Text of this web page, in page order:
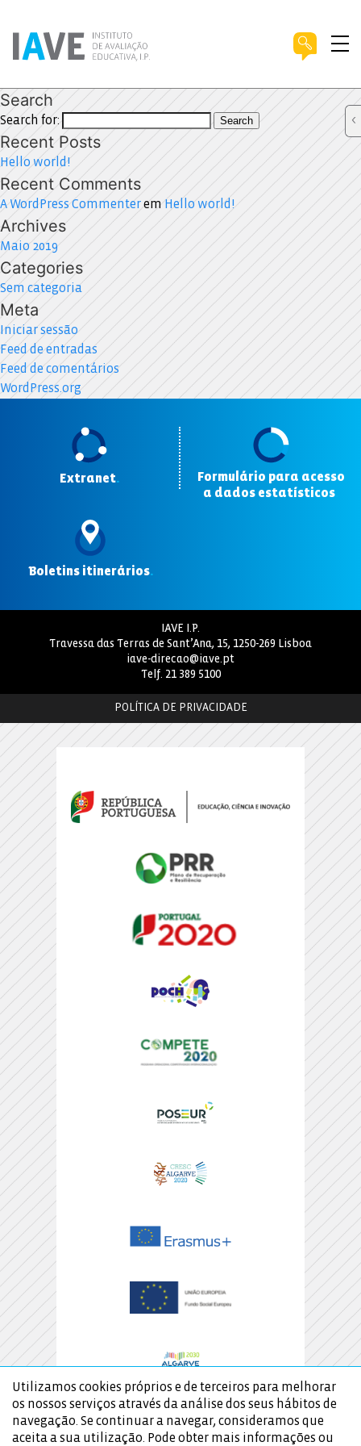
Search
Search for: Search
Recent Posts
Hello world!
Recent Comments
A WordPress Commenterem Hello world!
Archives
Maio 2019
Categories
Sem categoria
Meta
Iniciar sessão
Feed de entradas
Feed de comentários
WordPress.org
Extranet.
Formulário para acesso
a dados estatísticos
Boletins itinerários.
IAVE I.P.
Travessa das Terras de Sant’Ana, 15, 1250-269 Lisboa
iave-direcao@iave.pt
Telf. 21 389 5100
POLÍTICA DE PRIVACIDADE
Utilizamos cookies próprios e de terceiros para melhorar
os nossos serviços através da análise dos seus hábitos de
navegação. Se continuar a navegar, consideramos que
aceita a sua utilização. Pode obter mais informações ou